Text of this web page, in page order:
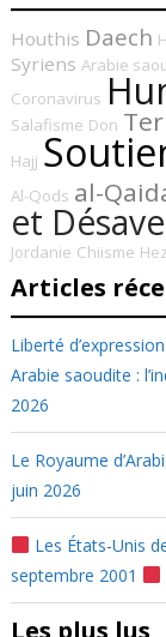
Houthis Daech
Syriens Arabie
Coronavirus
Salafisme Don
Hajj
Al-Qods al-
et
Jordanie Chiisme
Articles
Liberté
Arabie saoudite :
2026
Le Royaume
juin 2026
Les États-Unis
septembre 2001
Les plus lus